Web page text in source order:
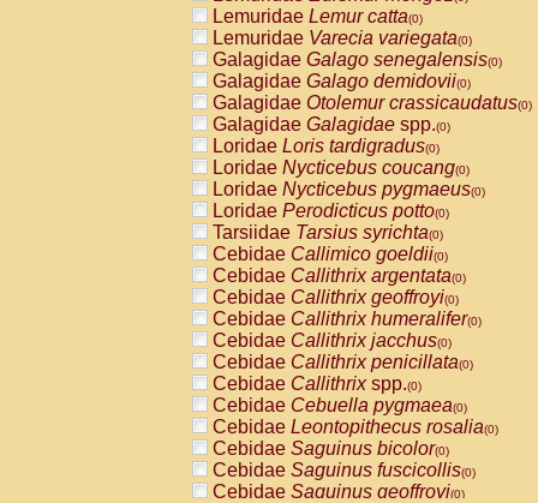
AtelidaeAlouatta seniculus
AtelidaeAlouattaspp.(0)
AtelidaeAteles belzebuth(0)
AtelidaeAteles geoffroyi(0)
AtelidaeAteles paniscus(0)
AtelidaeAtelesspp.(0)
Atelidae Lagothrix lagothricha
AtelidaeLagothrix lagothricha cana
PitheciidaeCacajao calvus
PitheciidaeCallicebus cupreus
PitheciidaeCallicebus donacophilus
PitheciidaeCallicebus moloch
PitheciidaeCallicebus torquatus
PitheciidaeCallicebusspp.(0)
PitheciidaeChiropotes satanas(0)
PitheciidaePithecia monachus
PitheciidaePithecia pithecia(0)
CercopithecidaeCercocebus agilis
CercopithecidaeCercocebus
CercopithecidaeCercocebus
CercopithecidaeCercocebus
CercopithecidaeCercocebus
CercopithecidaeCercocebushybrid
Lemuridae Lemur catta(0)
Lemuridae Varecia variegata(0)
Galagidae Galago senegalensis(0)
Galagidae Galago demidovii(0)
Galagidae Otolemur crassicaudatus(0)
Galagidae Galagidae spp.(0)
Loridae Loris tardigradus(0)
Loridae Nycticebus coucang(0)
Loridae Nycticebus pygmaeus(0)
Loridae Perodicticus potto(0)
Tarsiidae Tarsius syrichta(0)
Cebidae Callimico goeldii(0)
Cebidae Callithrix argentata(0)
Cebidae Callithrix geoffroyi(0)
Cebidae Callithrix humeralifer(0)
Cebidae Callithrix jacchus(0)
Cebidae Callithrix penicillata(0)
Cebidae Callithrixspp.(0)
Cebidae Cebuella pygmaea(0)
Cebidae Leontopithecus rosalia(0)
Cebidae Saguinus bicolor(0)
Cebidae Saguinus fuscicollis(0)
Cebidae Saguinus geoffroyi(0)